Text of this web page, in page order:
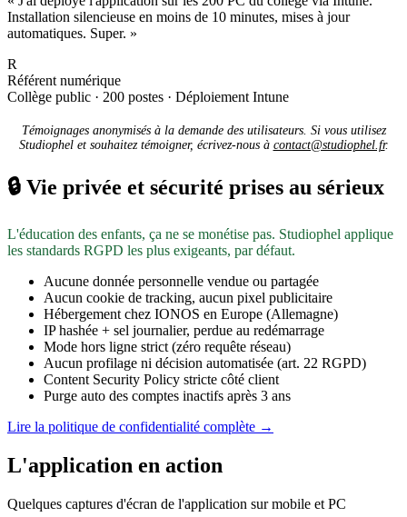
Installation silencieuse en moins de 10 minutes, mises à jour
automatiques. Super. »
R
Référent numérique
Collège public · 200 postes · Déploiement Intune
Témoignages anonymisés à la demande des utilisateurs. Si vous utilisez
Studiophel et souhaitez témoigner, écrivez-nous à contact@studiophel.fr.
🔒 Vie privée et sécurité prises au sérieux
L'éducation des enfants, ça ne se monétise pas. Studiophel applique
les standards RGPD les plus exigeants, par défaut.
Aucune donnée personnelle vendue ou partagée
Aucun cookie de tracking, aucun pixel publicitaire
Hébergement chez IONOS en Europe (Allemagne)
IP hashée + sel journalier, perdue au redémarrage
Mode hors ligne strict (zéro requête réseau)
Aucun profilage ni décision automatisée (art. 22 RGPD)
Content Security Policy stricte côté client
Purge auto des comptes inactifs après 3 ans
Lire la politique de confidentialité complète →
L'application en action
Quelques captures d'écran de l'application sur mobile et PC